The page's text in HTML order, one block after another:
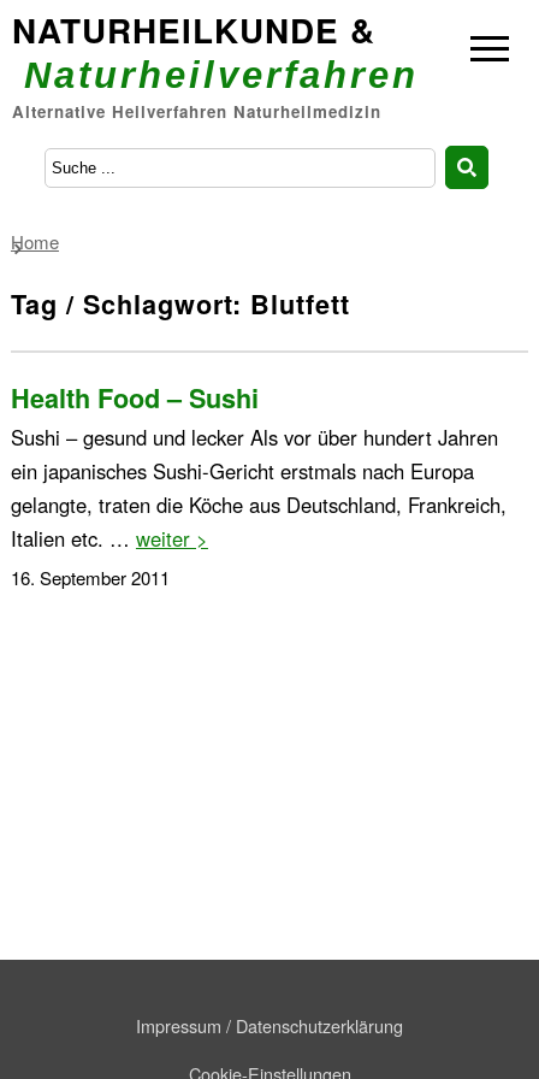
NATURHEILKUNDE &
Naturheilverfahren
Alternative Heilverfahren Naturheilmedizin
Home
Tag / Schlagwort: Blutfett
Health Food – Sushi
Sushi – gesund und lecker Als vor über hundert Jahren
ein japanisches Sushi-Gericht erstmals nach Europa
gelangte, traten die Köche aus Deutschland, Frankreich,
Italien etc. … weiter >
16. September 2011
Impressum / Datenschutzerklärung
Cookie-Einstellungen